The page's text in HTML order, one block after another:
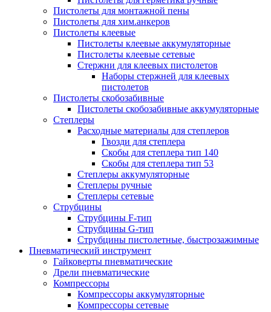
Пистолеты для монтажной пены
Пистолеты для хим.анкеров
Пистолеты клеевые
Пистолеты клеевые аккумуляторные
Пистолеты клеевые сетевые
Стержни для клеевых пистолетов
Наборы стержней для клеевых
пистолетов
Пистолеты скобозабивные
Пистолеты скобозабивные аккумуляторные
Степлеры
Расходные материалы для степлеров
Гвозди для степлера
Скобы для степлера тип 140
Скобы для степлера тип 53
Степлеры аккумуляторные
Степлеры ручные
Степлеры сетевые
Струбцины
Струбцины F-тип
Струбцины G-тип
Струбцины пистолетные, быстрозажимные
Пневматический инструмент
Гайковерты пневматические
Дрели пневматические
Компрессоры
Компрессоры аккумуляторные
Компрессоры сетевые